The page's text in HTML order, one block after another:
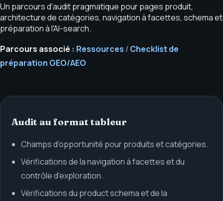
Un parcours d'audit pragmatique pour pages produit,
architecture de catégories, navigation à facettes, schema et
préparation à l'AI-search.
Parcours associé : Ressources / Checklist de
préparation GEO/AEO
Audit au format tableur
Champs d'opportunité pour produits et catégories.
Vérifications de la navigation à facettes et du
contrôle d'exploration.
Vérifications du product schema et de la